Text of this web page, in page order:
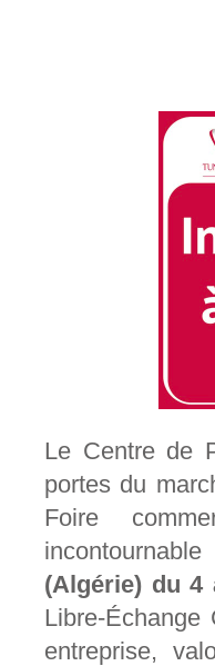
Le Centre de
portes du
Foire
(Algérie) du 4
Libre-Échange
entreprise,